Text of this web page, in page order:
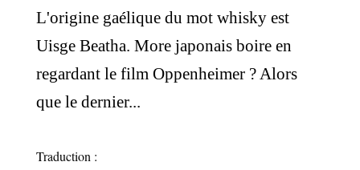
L'origine gaélique du mot whisky est
Uisge Beatha. More japonais boire en
regardant le film Oppenheimer ? Alors
que le dernier...
Traduction :